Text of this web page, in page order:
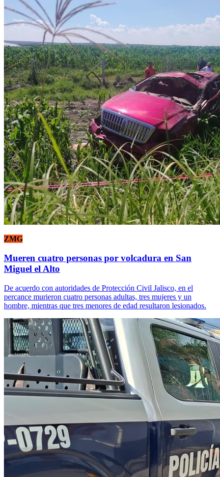
ZMG
Mueren cuatro personas por volcadura en San
Miguel el Alto
De acuerdo con autoridades de Protección Civil Jalisco, en el
percance murieron cuatro personas adultas, tres mujeres y un
hombre, mientras que tres menores de edad resultaron lesionados.